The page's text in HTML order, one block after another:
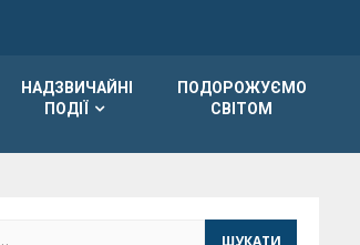
НАДЗВИЧАЙНІ
ПОДІЇ
ПОДОРОЖУЄМО
СВІТОМ